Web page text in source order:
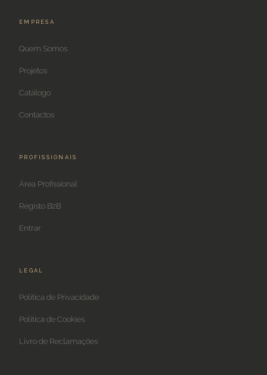
EMPRESA
Quem Somos
Projetos
Catálogo
Contactos
PROFISSIONAIS
Área Profissional
Registo B2B
Entrar
LEGAL
Política de Privacidade
Política de Cookies
Livro de Reclamações